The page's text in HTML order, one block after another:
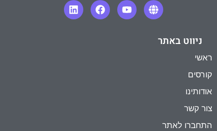
ניווט באתר
ראשי
קורסים
אודותינו
צור קשר
התחברו לאתר